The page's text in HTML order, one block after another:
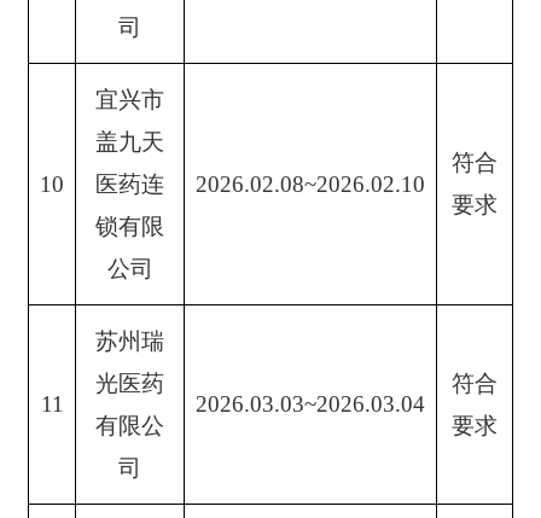
司
10
宜兴市
盖九天
医药连
锁有限
公司
2026.02.08~2026.02.10
符合
要求
11
苏州瑞
光医药
有限公
司
2026.03.03~2026.03.04
符合
要求